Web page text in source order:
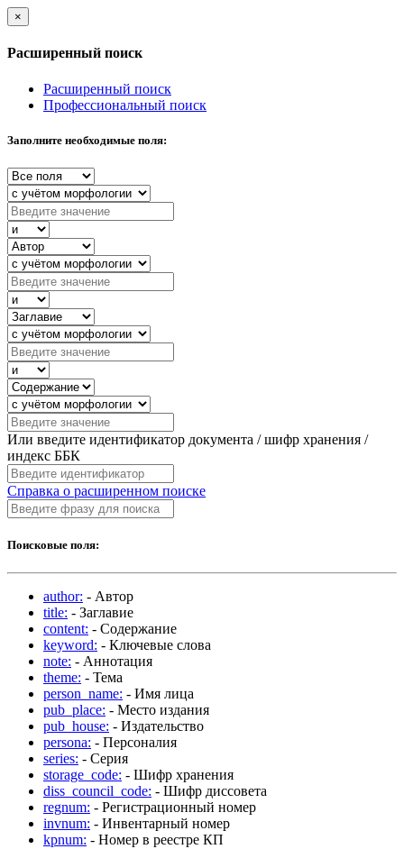
×
Расширенный поиск
Расширенный поиск
Профессиональный поиск
Заполните необходимые поля:
Или введите идентификатор документа / шифр хранения /
индекс ББК
Справка о расширенном поиске
Поисковые поля:
author: - Автор
title: - Заглавие
content: - Содержание
keyword: - Ключевые слова
note: - Аннотация
theme: - Тема
person_name: - Имя лица
pub_place: - Место издания
pub_house: - Издательство
persona: - Персоналия
series: - Серия
storage_code: - Шифр хранения
diss_council_code: - Шифр диссовета
regnum: - Регистрационный номер
invnum: - Инвентарный номер
kpnum: - Номер в реестре КП